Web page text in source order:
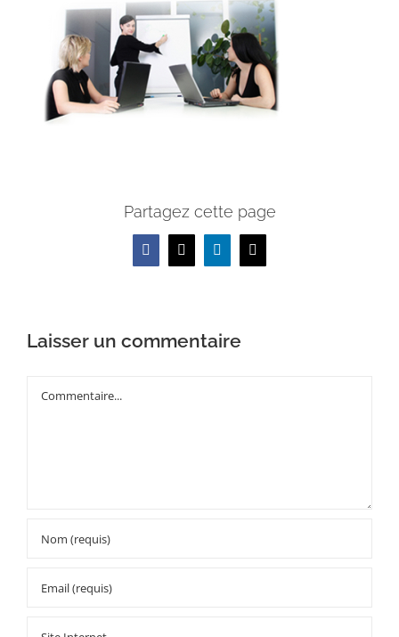
Partagez cette page
Facebook
X LinkedInEmail
Laisser un commentaire
Commentaire